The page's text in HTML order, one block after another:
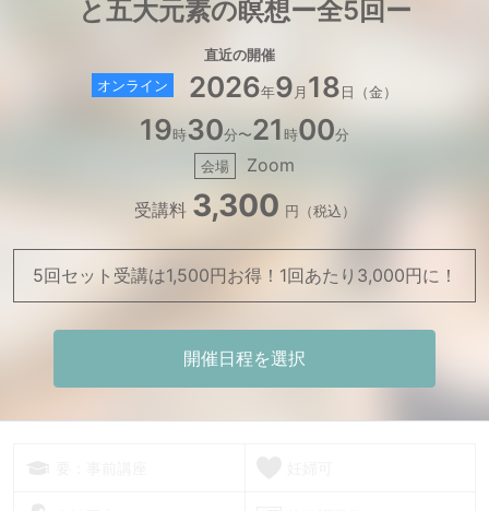
と五大元素の瞑想ー全5回ー
直近の開催
オンライン
2026年9 月 18日（金）
19時30分〜21時00分
会場
Zoom
受講料 3,300 円（税込）
5回セット受講は1,500円お得！1回あたり3,000円に！
開催日程を選択